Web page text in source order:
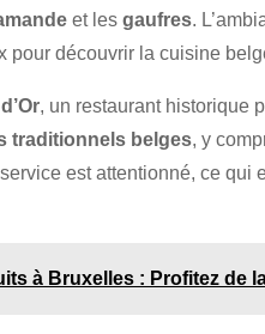
et lesgaufres.
pour découvrir la cuisine
, un restaurant historique
traditionnels belges, y
est attentionné, ce
à Bruxelles : Profitez de